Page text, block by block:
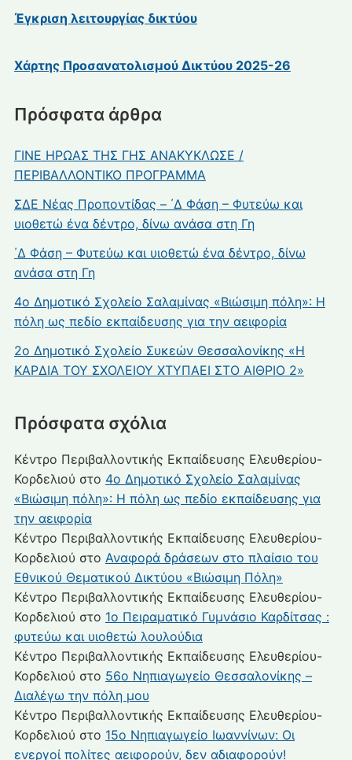
Έγκριση λειτουργίας δικτύου
Χάρτης Προσανατολισμού Δικτύου 2025-26
Πρόσφατα άρθρα
ΓΙΝΕ ΗΡΩΑΣ ΤΗΣ ΓΗΣ ΑΝΑΚΥΚΛΩΣΕ /
ΠΕΡΙΒΑΛΛΟΝΤΙΚΟ ΠΡΟΓΡΑΜΜΑ
ΣΔΕ Νέας Προποντίδας – ΄Δ Φάση – Φυτεύω και
υιοθετώ ένα δέντρο, δίνω ανάσα στη Γη
΄Δ Φάση – Φυτεύω και υιοθετώ ένα δέντρο, δίνω
ανάσα στη Γη
4ο Δημοτικό Σχολείο Σαλαμίνας «Βιώσιμη πόλη»: Η
πόλη ως πεδίο εκπαίδευσης για την αειφορία
2ο Δημοτικό Σχολείο Συκεών Θεσσαλονίκης «Η
ΚΑΡΔΙΑ ΤΟΥ ΣΧΟΛΕΙΟΥ ΧΤΥΠΑΕΙ ΣΤΟ ΑΙΘΡΙΟ 2»
Πρόσφατα σχόλια
Κέντρο Περιβαλλοντικής Εκπαίδευσης Ελευθερίου-
Κορδελιού στο 4ο Δημοτικό Σχολείο Σαλαμίνας
«Βιώσιμη πόλη»: Η πόλη ως πεδίο εκπαίδευσης για
την αειφορία
Κέντρο Περιβαλλοντικής Εκπαίδευσης Ελευθερίου-
Κορδελιού στο Αναφορά δράσεων στο πλαίσιο του
Εθνικού Θεματικού Δικτύου «Βιώσιμη Πόλη»
Κέντρο Περιβαλλοντικής Εκπαίδευσης Ελευθερίου-
Κορδελιού στο 1ο Πειραματικό Γυμνάσιο Καρδίτσας :
φυτεύω και υιοθετώ λουλούδια
Κέντρο Περιβαλλοντικής Εκπαίδευσης Ελευθερίου-
Κορδελιού στο 56ο Νηπιαγωγείο Θεσσαλονίκης –
Διαλέγω την πόλη μου
Κέντρο Περιβαλλοντικής Εκπαίδευσης Ελευθερίου-
Κορδελιού στο 15ο Νηπιαγωγείο Ιωαννίνων: Οι
ενεργοί πολίτες αειφορούν, δεν αδιαφορούν!